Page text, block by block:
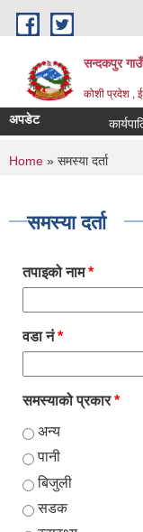
Skip to main content
सन्दकपुर
कोशी प्रदेश ,
अपडेट
You are
Home » समस्या दर्ता
समस्या दर्ता
तपाइको नाम*
वडा नं*
समस्याको प्रकार*
अन्य
पानी
बिजुली
सडक